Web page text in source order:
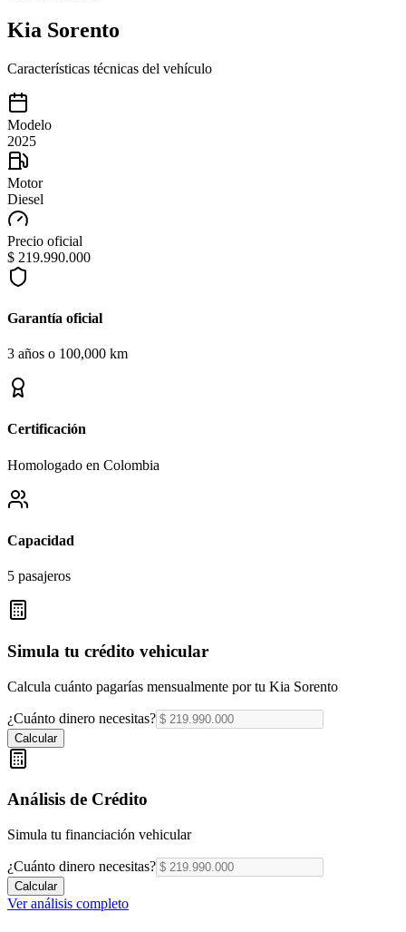
Kia Sorento
Características técnicas del vehículo
Modelo
2025
Motor
Diesel
Precio oficial
$ 219.990.000
Garantía oficial
3 años o 100,000 km
Certificación
Homologado en Colombia
Capacidad
5 pasajeros
Simula tu crédito vehicular
Calcula cuánto pagarías mensualmente por tu Kia Sorento
¿Cuánto dinero necesitas?
Calcular
Análisis de Crédito
Simula tu financiación vehicular
¿Cuánto dinero necesitas?
Calcular
Ver análisis completo